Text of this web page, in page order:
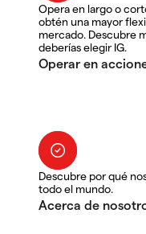
Opera en largo o
obtén una mayor
mercado. Descubre
deberías elegir IG.
Descubre por qué
todo el mundo.